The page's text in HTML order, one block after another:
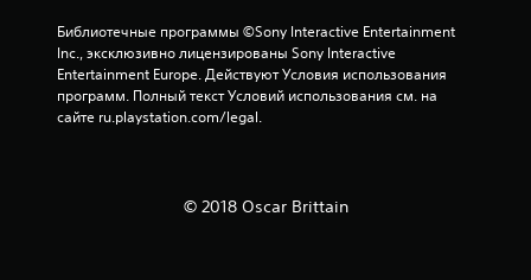
н
о
Библиотечные программы ©Sony Interactive Entertainment
Inc., эксклюзивно лицензированы Sony Interactive
Entertainment Europe. Действуют Условия использования
программ. Полный текст Условий использования см. на
сайте ru.playstation.com/legal.
© 2018 Oscar Brittain